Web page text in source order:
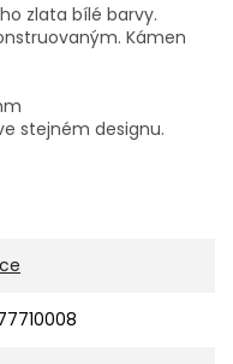
zlata bílé barvy.
Kámen
stejném designu.